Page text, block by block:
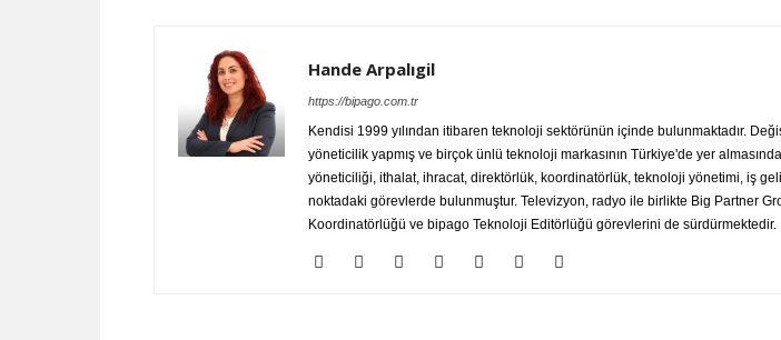
Hande Arpalıgil
https://bipago.com.tr
Kendisi 1999 yılından itibaren teknoloji sektörünün içinde bulunmaktadır.
yöneticilik yapmış ve birçok ünlü teknoloji markasının Türkiye'de yer
yöneticiliği, ithalat, ihracat, direktörlük, koordinatörlük, teknoloji yönetimi, iş
noktadaki görevlerde bulunmuştur. Televizyon, radyo ile birlikte Big Partner
Koordinatörlüğü ve bipago Teknoloji Editörlüğü görevlerini de sürdürmektedir.